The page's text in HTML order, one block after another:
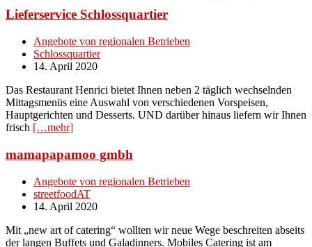
Lieferservice Schlossquartier
Angebote von regionalen Betrieben
Schlossquartier
14. April 2020
Das Restaurant Henrici bietet Ihnen neben 2 täglich wechselnden
Mittagsmenüs eine Auswahl von verschiedenen Vorspeisen,
Hauptgerichten und Desserts. UND darüber hinaus liefern wir Ihnen
frisch […mehr]
mamapapamoo gmbh
Angebote von regionalen Betrieben
streetfoodAT
14. April 2020
Mit „new art of catering“ wollten wir neue Wege beschreiten abseits
der langen Buffets und Galadinners. Mobiles Catering ist am